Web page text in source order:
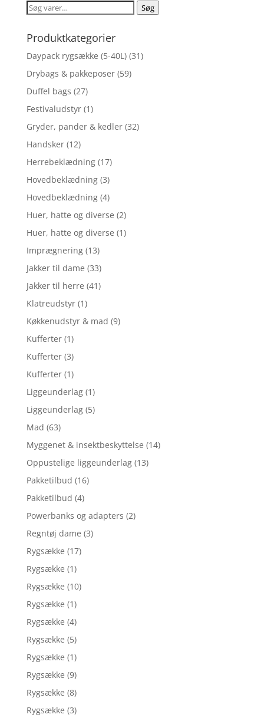
Søg
Søg
Produktkategorier
Daypack rygsække (5-40L) (31)
Drybags & pakkeposer (59)
Duffel bags (27)
Festivaludstyr (1)
Gryder, pander & kedler (32)
Handsker (12)
Herrebeklædning (17)
Hovedbeklædning (3)
Hovedbeklædning (4)
Huer, hatte og diverse (2)
Huer, hatte og diverse (1)
Imprægnering (13)
Jakker til dame (33)
Jakker til herre (41)
Klatreudstyr (1)
Køkkenudstyr & mad (9)
Kufferter (1)
Kufferter (3)
Kufferter (1)
Liggeunderlag (1)
Liggeunderlag (5)
Mad (63)
Myggenet & insektbeskyttelse (14)
Oppustelige liggeunderlag (13)
Pakketilbud (16)
Pakketilbud (4)
Powerbanks og adapters (2)
Regntøj dame (3)
Rygsække (17)
Rygsække (1)
Rygsække (10)
Rygsække (1)
Rygsække (4)
Rygsække (5)
Rygsække (1)
Rygsække (9)
Rygsække (8)
Rygsække (3)